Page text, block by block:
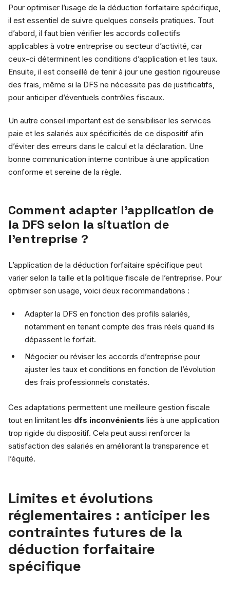
Pour optimiser l’usage de la déduction forfaitaire spécifique,
il est essentiel de suivre quelques conseils pratiques. Tout
d’abord, il faut bien vérifier les accords collectifs
applicables à votre entreprise ou secteur d’activité, car
ceux-ci déterminent les conditions d’application et les taux.
Ensuite, il est conseillé de tenir à jour une gestion rigoureuse
des frais, même si la DFS ne nécessite pas de justificatifs,
pour anticiper d’éventuels contrôles fiscaux.
Un autre conseil important est de sensibiliser les services
paie et les salariés aux spécificités de ce dispositif afin
d’éviter des erreurs dans le calcul et la déclaration. Une
bonne communication interne contribue à une application
conforme et sereine de la règle.
Comment adapter l’application de
la DFS selon la situation de
l’entreprise ?
L’application de la déduction forfaitaire spécifique peut
varier selon la taille et la politique fiscale de l’entreprise. Pour
optimiser son usage, voici deux recommandations :
Adapter la DFS en fonction des profils salariés,
notamment en tenant compte des frais réels quand ils
dépassent le forfait.
Négocier ou réviser les accords d’entreprise pour
ajuster les taux et conditions en fonction de l’évolution
des frais professionnels constatés.
Ces adaptations permettent une meilleure gestion fiscale
tout en limitant les dfs inconvénients liés à une application
trop rigide du dispositif. Cela peut aussi renforcer la
satisfaction des salariés en améliorant la transparence et
l’équité.
Limites et évolutions
réglementaires : anticiper les
contraintes futures de la
déduction forfaitaire
spécifique